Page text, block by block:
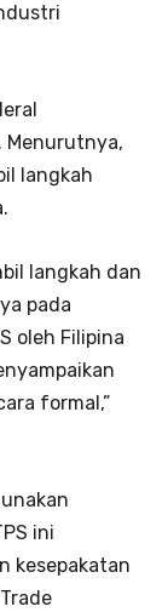
Menurutnya,
langkah
langkah dan
pada
oleh Filipina
formal,”
ini
kesepakatan